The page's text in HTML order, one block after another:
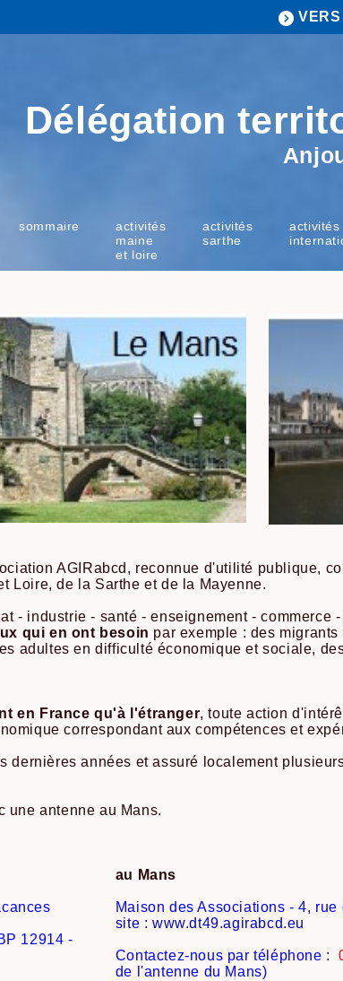
Délégation
sommaire
activités
maine
et loire
activités
sarthe
activités
AGIRabcd, reconnue d'utilité publique,
Loire, de la Sarthe et de la Mayenne.
- industrie - santé - enseignement - commerce
qui en ont besoin par exemple : des
adultes en difficulté économique et sociale,
en France qu'à l'étranger, toute action
correspondant aux compétences et
dernières années et assuré localement
une antenne au Mans.
12914 -
au Mans
Maison des Associations - 4,
site : www.dt49.agirabcd.eu
Contactez-nous par téléphone :
de l'antenne du Mans)